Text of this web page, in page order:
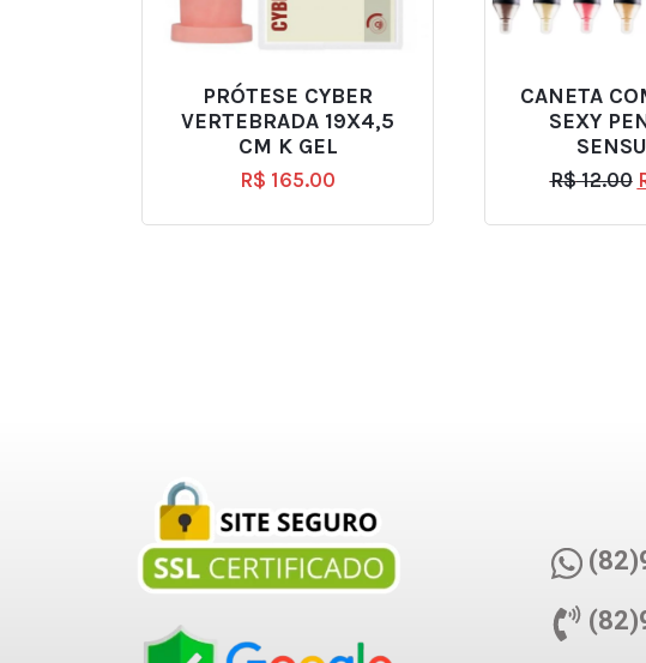
PRÓTESE CYBER
VERTEBRADA 19X4,5
CM K GEL
R$ 165.00
CANETA
SEXY
R$12.00